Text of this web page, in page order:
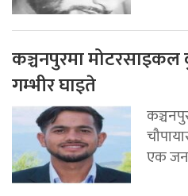
कञ्चनपुरमा मोटरसाइकल
गम्भीर घाइते
एक